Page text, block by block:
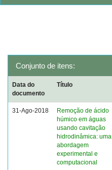
Conjunto de itens:
Data do
documento
Título
31-Ago-2018
Remoção de ácido
húmico em águas
usando cavitação
hidrodinâmica: uma
abordagem
experimental e
computacional